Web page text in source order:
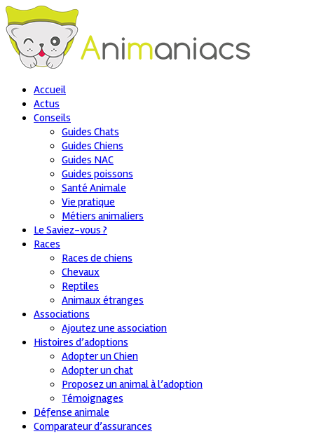
Accueil
Actus
Conseils
Guides Chats
Guides Chiens
Guides NAC
Guides poissons
Santé Animale
Vie pratique
Métiers animaliers
Le Saviez-vous ?
Races
Races de chiens
Chevaux
Reptiles
Animaux étranges
Associations
Ajoutez une association
Histoires d’adoptions
Adopter un Chien
Adopter un chat
Proposez un animal à l’adoption
Témoignages
Défense animale
Comparateur d’assurances